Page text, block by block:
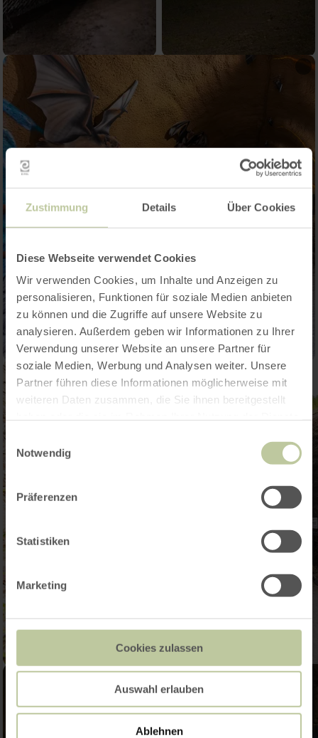
Zustimmung Details Über Cookies
Diese Webseite verwendet Cookies
Wir verwenden Cookies, um Inhalte und Anzeigen zu
personalisieren, Funktionen für soziale Medien anbieten
zu können und die Zugriffe auf unsere Website zu
analysieren. Außerdem geben wir Informationen zu Ihrer
Verwendung unserer Website an unsere Partner für
soziale Medien, Werbung und Analysen weiter. Unsere
Partner führen diese Informationen möglicherweise mit
weiteren Daten zusammen, die Sie ihnen bereitgestellt
Einwilligungsauswahl
Notwendig
Präferenzen
Statistiken
Marketing
Cookies zulassen
Auswahl erlauben
Ablehnen